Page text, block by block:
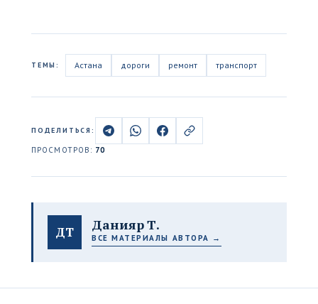
ТЕМЫ: Астана дороги ремонт транспорт
ПОДЕЛИТЬСЯ:
ПРОСМОТРОВ: 70
ДТ Данияр Т.
ВСЕ МАТЕРИАЛЫ АВТОРА →